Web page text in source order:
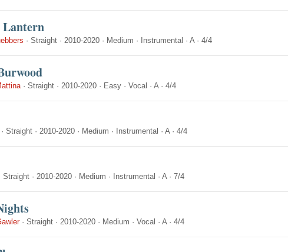
· Straight · 2010-2020 · Medium · Instrumental · A· 4/4
· Straight · 2010-2020 · Easy · Vocal · A· 4/4
Straight · 2010-2020 · Medium · Instrumental · A· 4/4
Straight · 2010-2020 · Medium · Instrumental · A· 7/4
· Straight · 2010-2020 · Medium · Vocal · A· 4/4